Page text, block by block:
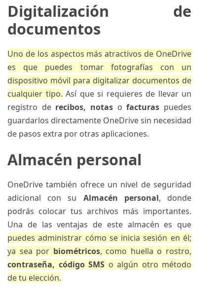
Digitalización de
documentos
Uno de los aspectos más atractivos de OneDrive
es que puedes tomar fotografías con un
dispositivo móvil para digitalizar documentos de
cualquier tipo. Así que si requieres de llevar un
registro de recibos, notas ofacturas puedes
guardarlos directamente OneDrive sin necesidad
de pasos extra por otras aplicaciones.
Almacén personal
OneDrive también ofrece un nivel de seguridad
adicional con su Almacén personal, donde
podrás colocar tus archivos más importantes.
Una de las ventajas de este almacén es que
puedes administrar cómo se inicia sesión en él;
ya sea por biométricos, como huella o rostro,
contraseña, código SMS o algún otro método
de tu elección.